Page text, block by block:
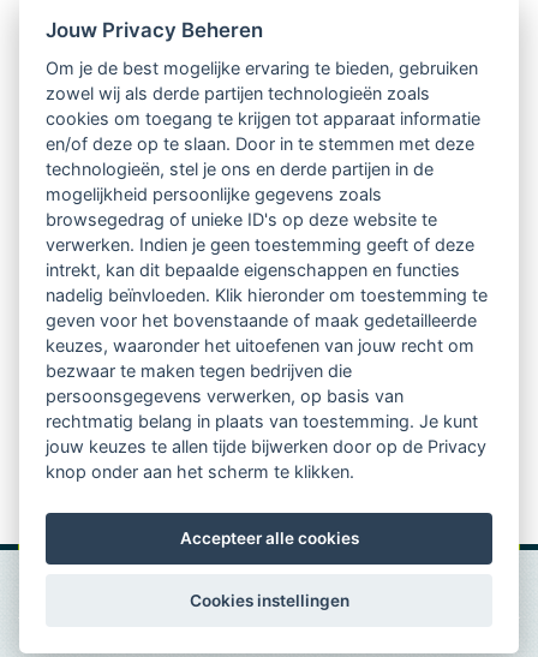
Intervisie met geregistreerde vakgenoten
Netwerk van 2100 professionals in 14
regio's
Vindbaar voor opdrachtgevers
Tijdschrift voor
Begeleidingskunde & kennisbank
Beroepsregistratie (LVSC keurmerk)
Lid worden van LVSC
Jouw Privacy Beheren
Om je de best mogelijke ervaring te bieden, gebruiken
zowel wij als derde partijen technologieën zoals
cookies om toegang te krijgen tot apparaat informatie
en/of deze op te slaan. Door in te stemmen met deze
technologieën, stel je ons en derde partijen in de
mogelijkheid persoonlijke gegevens zoals
browsegedrag of unieke ID's op deze website te
verwerken. Indien je geen toestemming geeft of deze
intrekt, kan dit bepaalde eigenschappen en functies
nadelig beïnvloeden. Klik hieronder om toestemming te
geven voor het bovenstaande of maak gedetailleerde
keuzes, waaronder het uitoefenen van jouw recht om
bezwaar te maken tegen bedrijven die
persoonsgegevens verwerken, op basis van
rechtmatig belang in plaats van toestemming. Je kunt
jouw keuzes te allen tijde bijwerken door op de Privacy
knop onder aan het scherm te klikken.
Accepteer alle cookies
Cookies instellingen